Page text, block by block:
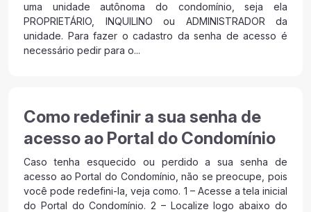
uma unidade autônoma do condomínio, seja ela
PROPRIETÁRIO, INQUILINO ou ADMINISTRADOR da
unidade. Para fazer o cadastro da senha de acesso é
necessário pedir para o...
Como redefinir a sua senha de
acesso ao Portal do Condomínio
Caso tenha esquecido ou perdido a sua senha de
acesso ao Portal do Condomínio, não se preocupe, pois
você pode redefini-la, veja como. 1 – Acesse a tela inicial
do Portal do Condomínio. 2 – Localize logo abaixo do